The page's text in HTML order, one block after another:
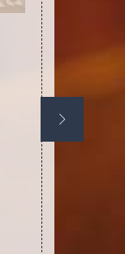
Les beaux